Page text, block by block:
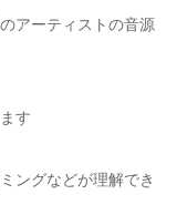
アーティストの音源
す
ングなどが理解でき